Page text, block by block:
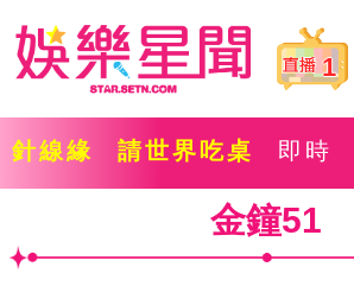
1
針線緣 請世界吃桌 即時
金鐘51